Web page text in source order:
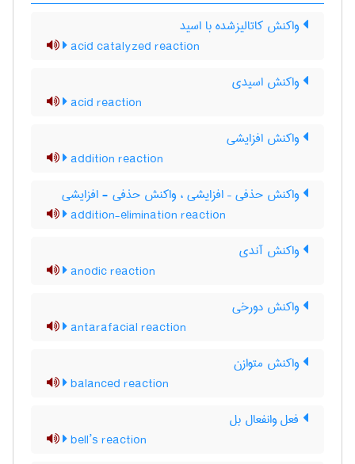
واکنش کاتالیزشده با اسید
acid catalyzed reaction
واکنش اسیدی
acid reaction
واکنش افزایشی
addition reaction
واکنش حذفی – افزایشی ، واکنش حذفی - افزایشی
addition-elimination reaction
واکنش آندی
anodic reaction
واکنش دورخی
antarafacial reaction
واکنش متوازن
balanced reaction
فعل وانفعال بل
bell’s reaction